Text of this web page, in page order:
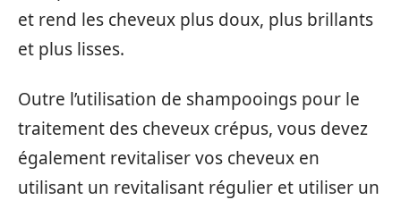
et rend les cheveux plus doux, plus brillants
et plus lisses.
Outre l’utilisation de shampooings pour le
traitement des cheveux crépus, vous devez
également revitaliser vos cheveux en
utilisant un revitalisant régulier et utiliser un